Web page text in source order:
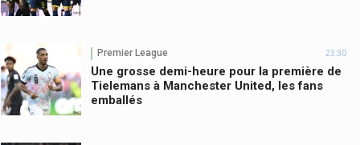
Premier League 23:30
Une grosse demi-heure pour la première de
Tielemans à Manchester United, les fans
emballés